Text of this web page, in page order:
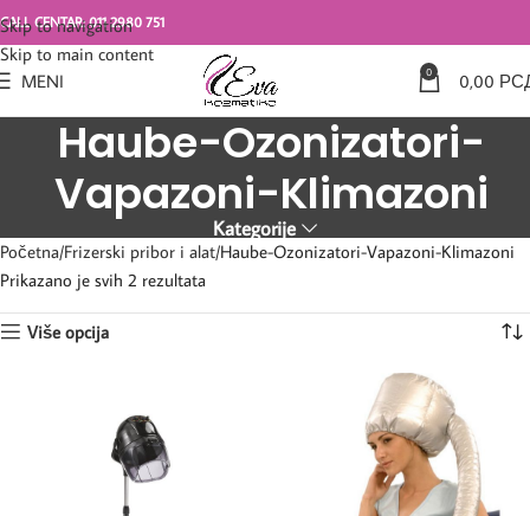
Skip to navigation
Skip to main content
CALL CENTAR: 011 2980 751
MENI 0 0,00
Haube-Ozonizatori-
Vapazoni-Klimazoni
Kategorije
Početna Frizerski pribor i alat Haube-Ozonizatori-Vapazoni-Klimazoni
Prikazano je svih 2 rezultata
Više opcija